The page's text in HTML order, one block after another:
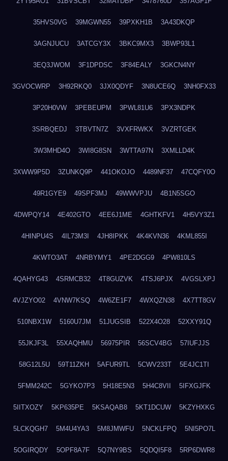
35HVS0VG 39MGWN55 39PXKH1B 3A43DKQP
3AGNJUCU 3ATCGY3X 3BKC9MX3 3BWP93L1
3EQ3JWOM 3F1DPDSC 3F84EALY 3GKCN4NY
3GVOCWRP 3H92RKQ0 3JX0QDYF 3N8UCE6Q 3NH0FX33
3P20H0VW 3PEBEUPM 3PWL81U6 3PX3NDPK
3SRBQEDJ 3TBVTN7Z 3VXFRWKX 3VZRTGEK
3W3MHD4O 3WI8G8SN 3WTTA97N 3XMLLD4K
3XWW9P5D 3ZUNKQ9P 441OKOJO 4489NF37 47CQFY0O
49R1GYE9 49SPF3MJ 49WWVPJU 4B1N5SGO
4DWPQY14 4E402GTO 4EE6J1ME 4GHTKFV1 4H5VY3Z1
4HINPU4S 4IL73M3I 4JH8IPKK 4K4KVN36 4KML855I
4KWTO3AT 4NRBYMY1 4PE2DGG9 4PW810LS
4QAHYG43 4SRMCB32 4T8GUZVK 4TSJ6PJX 4VGSLXPJ
4VJZYO02 4VNW7KSQ 4W6ZE1F7 4WXQZN38 4X7TT8GV
510NBX1W 5160U7JM 51JUGSIB 522X4O28 52XXY91Q
55JKJF3L 55XAQHMU 56975PIR 56SCV4BG 57IUFJJS
58G12L5U 59T11ZKH 5AFUR9TL 5CWV233T 5E4JC1TI
5FMM242C 5GYKO7P3 5H18E5N3 5H4C8VII 5IFXGJFK
5IITXOZY 5KP635PE 5KSAQAB8 5KT1DCUW 5KZYHXKG
5LCKQGH7 5M4U4YA3 5M8JMWFU 5NCKLFPQ 5NI5PO7L
5OGIRQDY 5OPF8A7F 5Q7NY9BS 5QDQI5F8 5RP6DWR8